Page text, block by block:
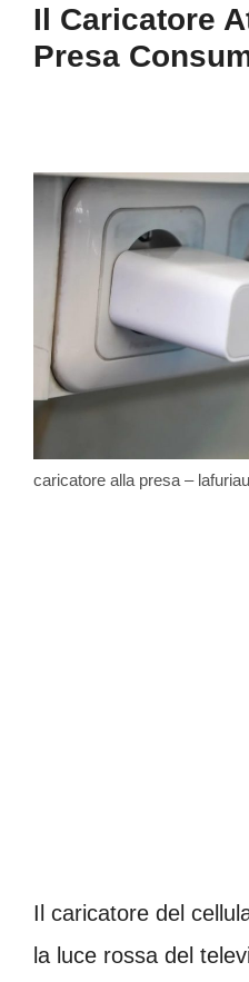
Il Caricatore
Presa
caricatore alla presa –
Il caricatore del
la luce rossa del